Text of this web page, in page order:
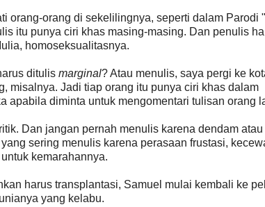
orang-orang di sekelilingnya, seperti dalam Parodi
itu punya ciri khas masing-masing. Dan penulis
homoseksualitasnya.
ditulis marginal? Atau menulis, saya pergi ke
misalnya. Jadi tiap orang itu punya ciri khas dalam
apabila diminta untuk mengomentari tulisan orang
Dan jangan pernah menulis karena dendam
sering menulis karena perasaan frustasi,
kemarahannya.
harus transplantasi, Samuel mulai kembali ke
yang kelabu.